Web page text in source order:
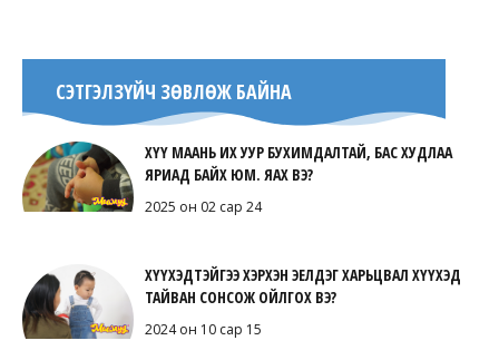
СЭТГЭЛЗҮЙЧ ЗӨВЛӨЖ БАЙНА
ХҮҮ МААНЬ ИХ УУР БУХИМДАЛТАЙ, БАС ХУДЛАА
ЯРИАД БАЙХ ЮМ. ЯАХ ВЭ?
2025 он 02 сар 24
ХҮҮХЭДТЭЙГЭЭ ХЭРХЭН ЭЕЛДЭГ ХАРЬЦВАЛ ХҮҮХЭД
ТАЙВАН СОНСОЖ ОЙЛГОХ ВЭ?
2024 он 10 сар 15